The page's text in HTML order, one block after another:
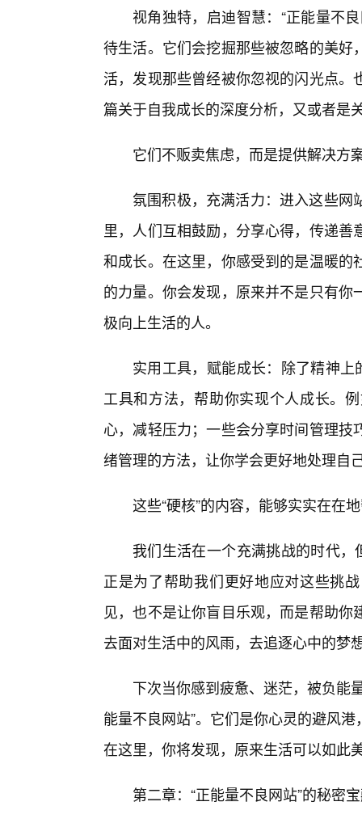
视角独特，启迪智慧：“正能量不
待生活。它们会挖掘那些被忽略的美
活，发现那些曾经被你忽视的闪光点
篇关于自我成长的深度分析，又或者是
它们不贩卖焦虑，而是提供解决方
氛围积极，充满活力：进入这些
里，人们互相鼓励，分享心得，传递
和成长。在这里，你感受到的是温暖
的力量。你会发现，原来并不是只有
极向上生活的人。
实用工具，赋能成长：除了精神上
工具和方法，帮助你实现个人成长。
心，减轻压力；一些会分享时间管理
绪管理的方法，让你学会更好地处理自
这些“硬核”的内容，能够实实在在
我们生活在一个充满挑战的时代，
正是为了帮助我们更好地应对这些挑
见，也不是让你盲目乐观，而是帮助
去面对生活中的风雨，去追逐心中的梦
下次当你感到疲惫、迷茫，被负能
能量不良网站”。它们是你心灵的避风
在这里，你将发现，原来生活可以如此
第二章：“正能量不良网站”的秘密